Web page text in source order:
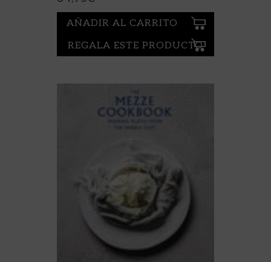
AÑADIR AL CARRITO
REGALA ESTE PRODUCTO